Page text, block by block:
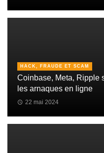
HACK, FRAUDE ET SCAM
Coinbase, Meta, Ripple
les arnaques en ligne
22 mai 2024